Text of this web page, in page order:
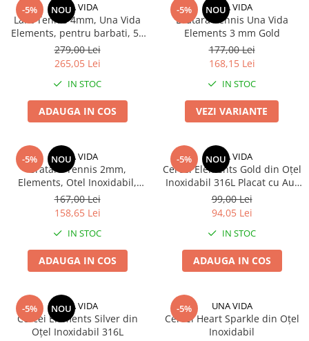
-5% NOU
UNA VIDA
Lant Tennis 4mm, Una Vida
Elements, pentru barbati, 55
cm
279,00 Lei
265,05 Lei
IN STOC
ADAUGA IN COS
-5% NOU
UNA VIDA
Bratara Tennis Una Vida
Elements 3 mm Gold
177,00 Lei
168,15 Lei
IN STOC
VEZI VARIANTE
-5% NOU
UNA VIDA
Bratara Tennis 2mm,
Elements, Otel Inoxidabil,
Zirconiu Alb
167,00 Lei
158,65 Lei
IN STOC
ADAUGA IN COS
-5% NOU
UNA VIDA
Cercei Elements Gold din Oțel
Inoxidabil 316L Placat cu Aur
18K
99,00 Lei
94,05 Lei
IN STOC
ADAUGA IN COS
-5% NOU
UNA VIDA
Cercei Elements Silver din
Oțel Inoxidabil 316L
-5% UNA VIDA
Cercei Heart Sparkle din Oțel
Inoxidabil